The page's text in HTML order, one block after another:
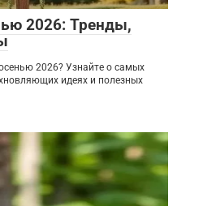
2026: Тренды,
2026? Узнайте о самых
идеях и полезных